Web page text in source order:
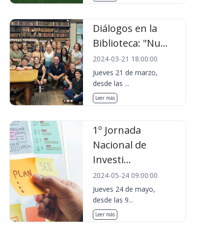
Diálogos en la
Biblioteca: "Nu...
2024-03-21 18:00:00
Jueves 21 de marzo,
desde las ...
Leer más
1º Jornada
Nacional de
Investi...
2024-05-24 09:00:00
Jueves 24 de mayo,
desde las 9...
Leer más